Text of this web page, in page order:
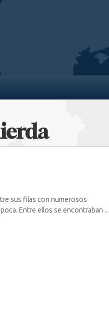
sus filas con numerosos
Entre ellos se encontraban ...